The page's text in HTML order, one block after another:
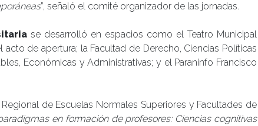
”, señaló el comité organizador de las jornadas.
se desarrolló en espacios como el Teatro Municipal
de apertura; la Facultad de Derecho, Ciencias Políticas
Económicas y Administrativas; y el Paraninfo Francisco
de Escuelas Normales Superiores y Facultades de
en formación de profesores: Ciencias cognitivas